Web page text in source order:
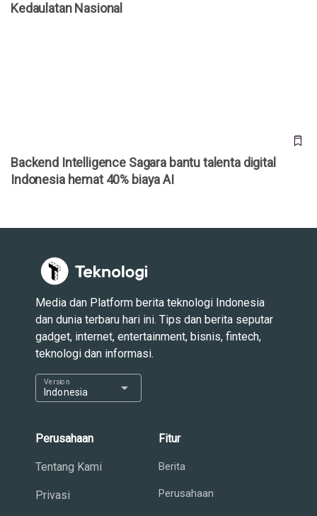
Kedaulatan Nasional
Backend Intelligence Sagara bantu talenta digital
Indonesia hemat 40% biaya AI
Media dan Platform berita teknologi Indonesia
dan dunia terbaru hari ini. Tips dan berita seputar
gadget, internet, entertainment, bisnis, fintech,
teknologi dan informasi.
Indonesia
Version arrow_drop_down
Perusahaan
Tentang Kami
Privasi
Fitur
Berita
Perusahaan